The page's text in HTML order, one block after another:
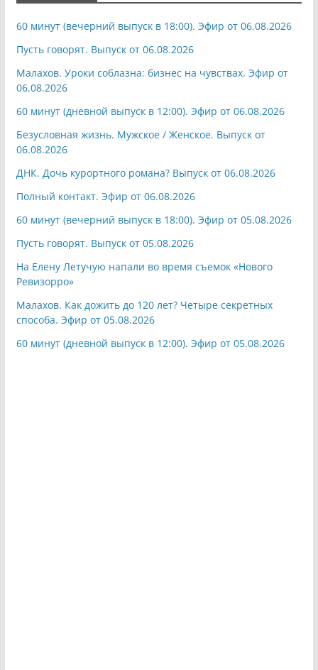
60 минут (вечерний выпуск в 18:00). Эфир от 06.08.2026
Пусть говорят. Выпуск от 06.08.2026
Малахов. Уроки соблазна: бизнес на чувствах. Эфир от
06.08.2026
60 минут (дневной выпуск в 12:00). Эфир от 06.08.2026
Безусловная жизнь. Мужское / Женское. Выпуск от
06.08.2026
ДНК. Дочь курортного романа? Выпуск от 06.08.2026
Полный контакт. Эфир от 06.08.2026
60 минут (вечерний выпуск в 18:00). Эфир от 05.08.2026
Пусть говорят. Выпуск от 05.08.2026
На Елену Летучую напали во время съемок «Нового
Ревизорро»
Малахов. Как дожить до 120 лет? Четыре секретных
способа. Эфир от 05.08.2026
60 минут (дневной выпуск в 12:00). Эфир от 05.08.2026